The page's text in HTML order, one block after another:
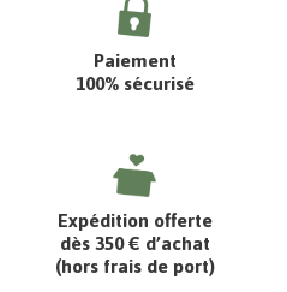
Paiement
100% sécurisé
Expédition offerte
dès 350 € d’achat
(hors frais de port)